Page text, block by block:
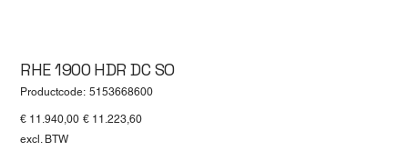
RHE 1900 HDR DC SO
Productcode: Productcode
5153668600
Originele
€ 11.940,00 Verkoopprijs
€ 11.223,60
excl. BTW